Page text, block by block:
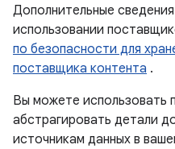
Дополнительные
использовании
по безопасности для
поставщика контента .
Вы можете использовать
абстрагировать детали
источникам данных в